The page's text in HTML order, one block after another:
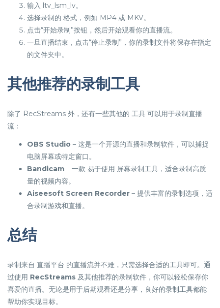
输入 ltv_lsm_lv。
选择录制的 格式，例如 MP4 或 MKV。
点击“开始录制”按钮，然后开始观看你的直播流。
一旦直播结束，点击“停止录制”，你的录制文件将保存在指定
的文件夹中。
其他推荐的录制工具
除了 RecStreams 外，还有一些其他的 工具 可以用于录制直播
流：
OBS Studio – 这是一个开源的直播和录制软件，可以捕捉
电脑屏幕或特定窗口。
Bandicam – 一款 易于使用 屏幕录制工具，适合录制高质
量的视频内容。
Aiseesoft Screen Recorder – 提供丰富的录制选项，适
合录制游戏和直播。
总结
录制来自 直播平台 的直播流并不难，只需选择合适的工具即可。通
过使用 RecStreams 及其他推荐的录制软件，你可以轻松保存你
喜爱的直播。无论是用于后期观看还是分享，良好的录制工具都能
帮助你实现目标。